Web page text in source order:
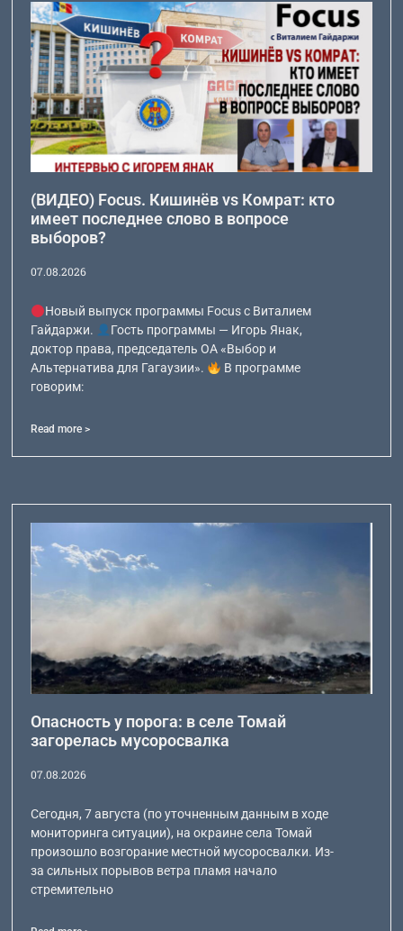
(ВИДЕО) Focus. Кишинёв vs Комрат: кто
имеет последнее слово в вопросе
выборов?
07.08.2026
Новый выпуск программы Focus с Виталием
Гайдаржи.
Гость программы — Игорь Янак,
доктор права, председатель ОА «Выбор и
Альтернатива для Гагаузии».
В программе
говорим:
Read more >
Опасность у порога: в селе Томай
загорелась мусоросвалка
07.08.2026
Сегодня, 7 августа (по уточненным данным в ходе
мониторинга ситуации), на окраине села Томай
произошло возгорание местной мусоросвалки. Из-
за сильных порывов ветра пламя начало
стремительно